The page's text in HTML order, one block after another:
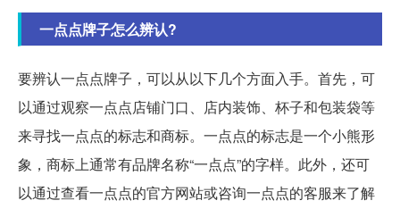
一点点牌子怎么辨认?
要辨认一点点牌子，可以从以下几个方面入手。首先，可
以通过观察一点点店铺门口、店内装饰、杯子和包装袋等
来寻找一点点的标志和商标。一点点的标志是一个小熊形
象，商标上通常有品牌名称“一点点”的字样。此外，还可
以通过查看一点点的官方网站或咨询一点点的客服来了解